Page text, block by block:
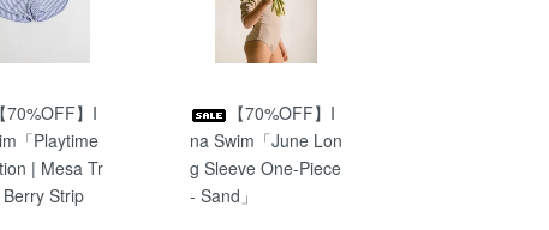
【70%OFF】I
「Playtime
| Mesa Tr
Strip
【70%OFF】I
na Swim「June Lon
g Sleeve One-Piece
- Sand」